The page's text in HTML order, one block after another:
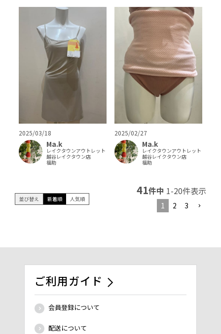
2025/03/18
Ma.k
レイクタウンアウトレット
越谷レイクタウン店
福助
2025/02/27
Ma.k
レイクタウンアウトレット
越谷レイクタウン店
福助
並び替え 新着順 人気順
41件中 1-20件表示
1 2 3
ご利用ガイド
会員登録について
配送について